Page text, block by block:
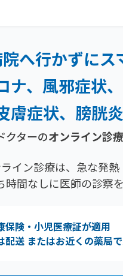
へ行かずにス
、風邪症状、
膚症状、膀胱
クターのオンライン診療
イン診療は、急な発
時間なしに医師の診察
保険・小児医療証が適用
配送 またはお近くの薬局